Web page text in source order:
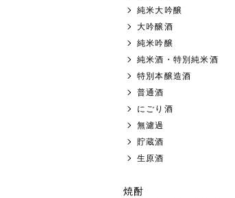
純米大吟醸
大吟醸酒
純米吟醸
純米酒・特別純米酒
特別本醸造酒
普通酒
にごり酒
無濾過
貯蔵酒
生原酒
焼酎